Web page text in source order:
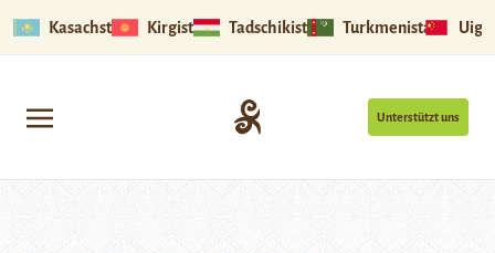
Kasachstan Kirgistan Tadschikistan Turkmenistan
Unterstützt uns